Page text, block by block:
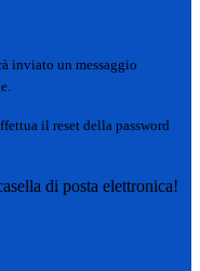
inviato un messaggio
il reset della password
di posta elettronica!